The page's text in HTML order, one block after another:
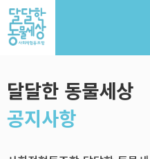
달달한 동물세상
공지사항